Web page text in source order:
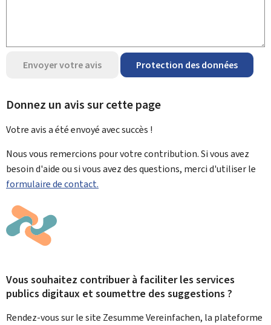
Envoyer votre avis Protection des données
Donnez un avis sur cette page
Votre avis a été envoyé avecsuccès !
Nous vous remercions pour votre contribution. Si vous avez
besoin d'aide ou si vous avez des questions, merci d'utiliser le
formulaire de contact.
Vous souhaitez contribuer à faciliter les services
publics digitaux et soumettre des suggestions ?
Rendez-vous sur le site Zesumme Vereinfachen, la plateforme